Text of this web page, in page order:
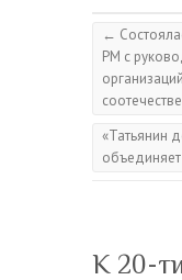
←
РМ с
«Татьянин
объединяет
К 20-